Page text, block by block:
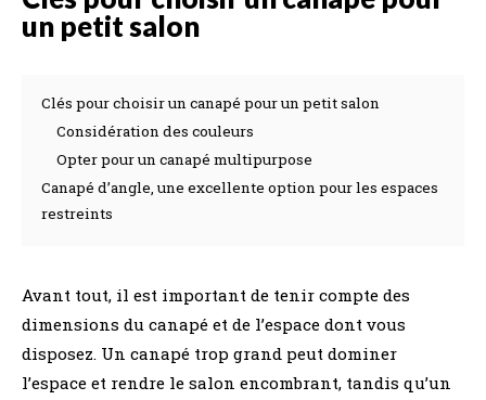
un petit salon
Clés pour choisir un canapé pour un petit salon
Considération des couleurs
Opter pour un canapé multipurpose
Canapé d’angle, une excellente option pour les espaces
restreints
Avant tout, il est important de tenir compte des
dimensions du canapé et de l’espace dont vous
disposez. Un canapé trop grand peut dominer
l’espace et rendre le salon encombrant, tandis qu’un